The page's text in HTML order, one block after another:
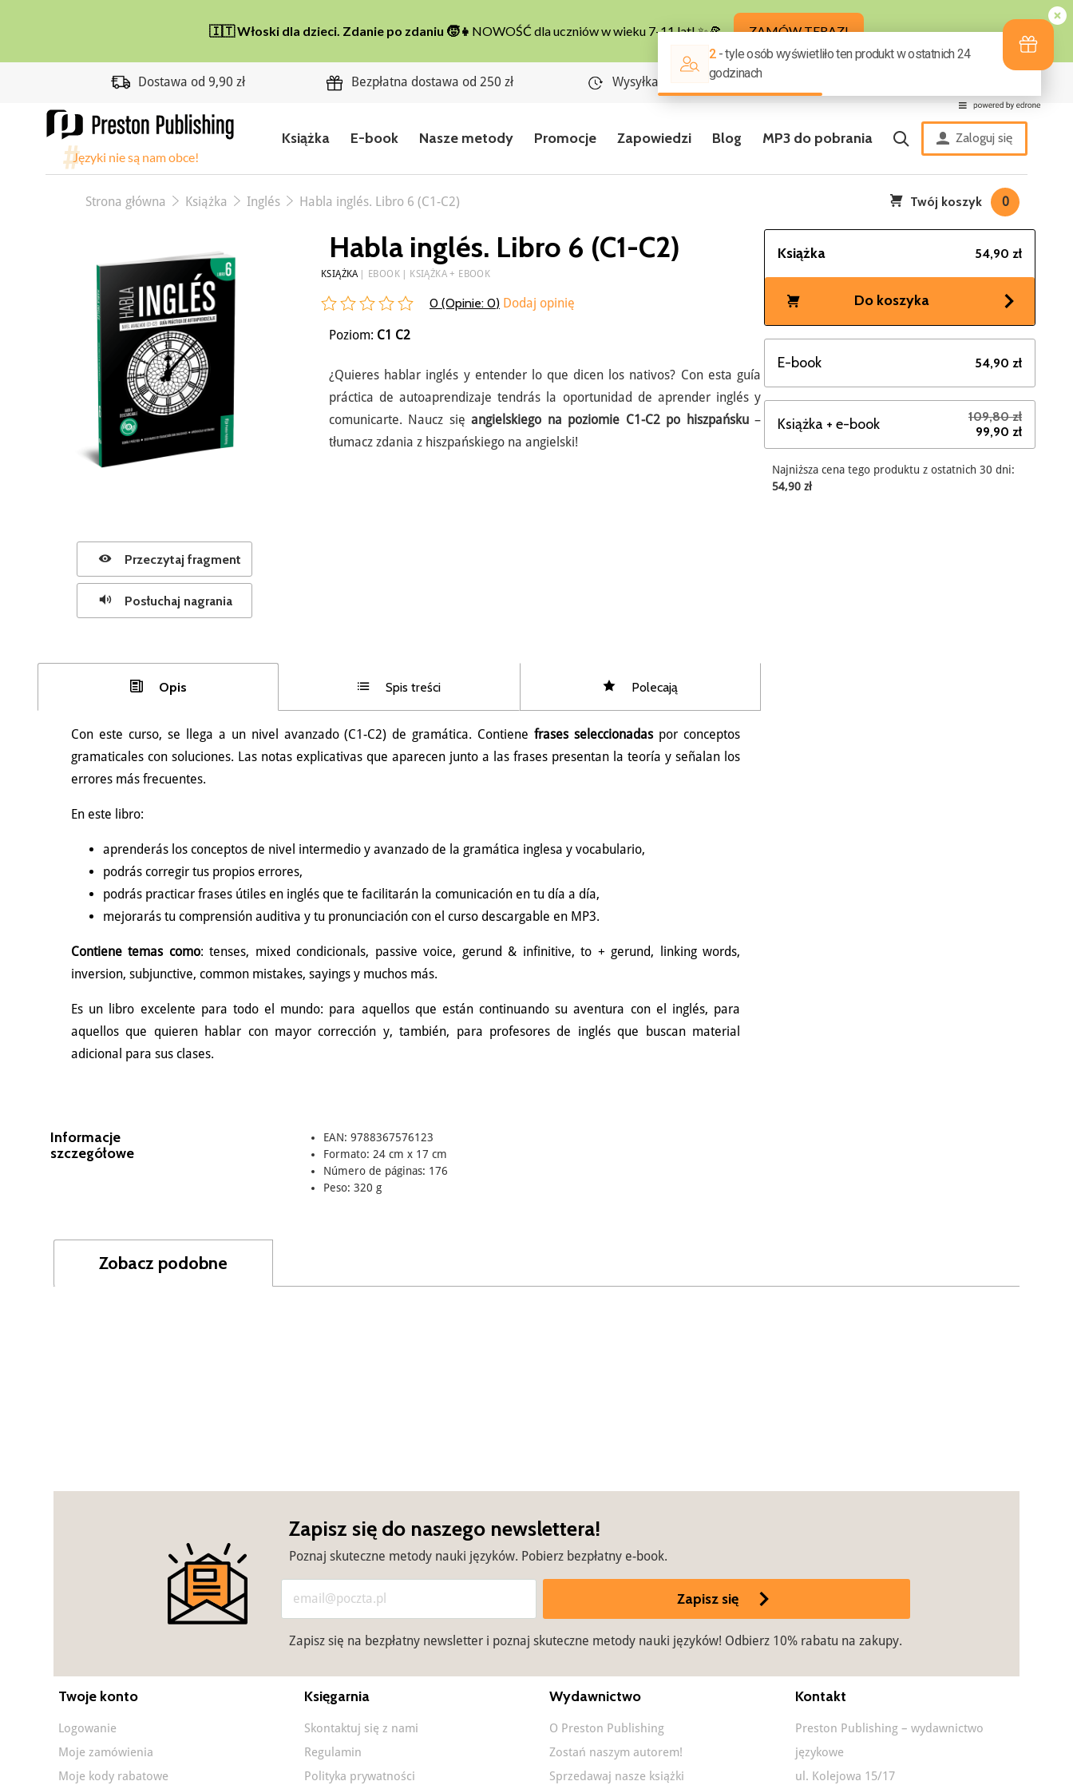
Dostawa od 9,90 zł Bezpłatna dostawa od 250 zł Wysyłka w 24 godziny
Książka E-book Nasze metody Promocje Zapowiedzi Blog MP3 do pobrania Zaloguj się
Strona główna Książka Inglés Habla inglés. Libro 6 (C1-C2) Twój koszyk 0
Przeczytaj fragment
Posłuchaj nagrania
Habla inglés. Libro 6 (C1-C2)
KSIĄŻKA EBOOK KSIĄŻKA + EBOOK
0 (Opinie: 0) Dodaj opinię
Poziom: C1 C2
¿Quieres hablar inglés y entender lo que dicen los nativos? Con esta guía
práctica de autoaprendizaje tendrás la oportunidad de aprender inglés y
comunicarte. Naucz sięangielskiego na poziomie C1-C2 po hiszpańsku–
tłumacz zdania z hiszpańskiego na angielski!
Opis Spis treści Polecają
Con este curso, se llega a un nivel avanzado (C1-C2) de gramática. Contiene frases seleccionadaspor conceptos
gramaticales con soluciones. Las notas explicativas que aparecen junto a las frases presentan la teoría y señalan los
errores más frecuentes.
En este libro:
aprenderás los conceptos de nivel intermedio y avanzado de la gramática inglesa y vocabulario,
podrás corregir tus propios errores,
podrás practicar frases útiles en inglés que te facilitarán la comunicación en tu día a día,
mejorarás tu comprensión auditiva y tu pronunciación con el curso descargable en MP3.
Contiene temas como: tenses, mixed condicionals, passive voice, gerund & infinitive, to + gerund, linking words,
inversion, subjunctive, common mistakes, sayings y muchos más.
Es un libro excelente para todo el mundo: para aquellos que están continuando su aventura con el inglés, para
aquellos que quieren hablar con mayor corrección y, también, para profesores de inglés que buscan material
adicional para sus clases.
Informacje
szczegółowe
EAN: 9788367576123
Formato: 24 cm x 17 cm
Número de páginas: 176
Peso: 320 g
Książka 54,90 zł
Do koszyka
E-book 54,90 zł
Książka + e-book
109,80 zł
99,90 zł
Najniższa cena tego produktu z ostatnich 30 dni:
54,90 zł
Zobacz podobne
Zapisz się do naszego newslettera!
Poznaj skuteczne metody nauki języków. Pobierz bezpłatny e-book.
Zapisz się
Zapisz się na bezpłatny newsletter i poznaj skuteczne metody nauki języków! Odbierz 10% rabatu na zakupy.
Twoje konto
Logowanie
Moje zamówienia
Moje kody rabatowe
Księgarnia
Skontaktuj się z nami
Regulamin
Polityka prywatności
Wydawnictwo
O Preston Publishing
Zostań naszym autorem!
Sprzedawaj nasze książki
Kontakt
Preston Publishing – wydawnictwo
językowe
ul. Kolejowa 15/17